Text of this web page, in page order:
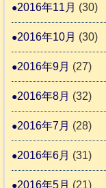
2016年11月 (30)
2016年10月 (30)
2016年9月 (27)
2016年8月 (32)
2016年7月 (28)
2016年6月 (31)
2016年5月 (21)